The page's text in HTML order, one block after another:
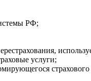
РФ;
услуги;